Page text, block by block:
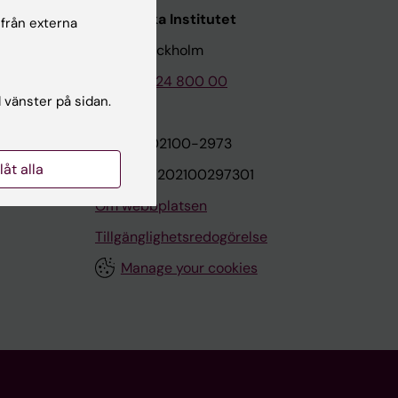
Karolinska Institutet
171 77 Stockholm
Tel: 08-524 800 00
Org.nr: 202100-2973
VAT.nr: SE202100297301
Om webbplatsen
Tillgänglighetsredogörelse
Manage your cookies
externa
på sidan.
alla